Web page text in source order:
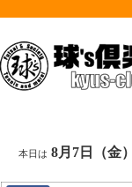
本日は 8月7日（金）